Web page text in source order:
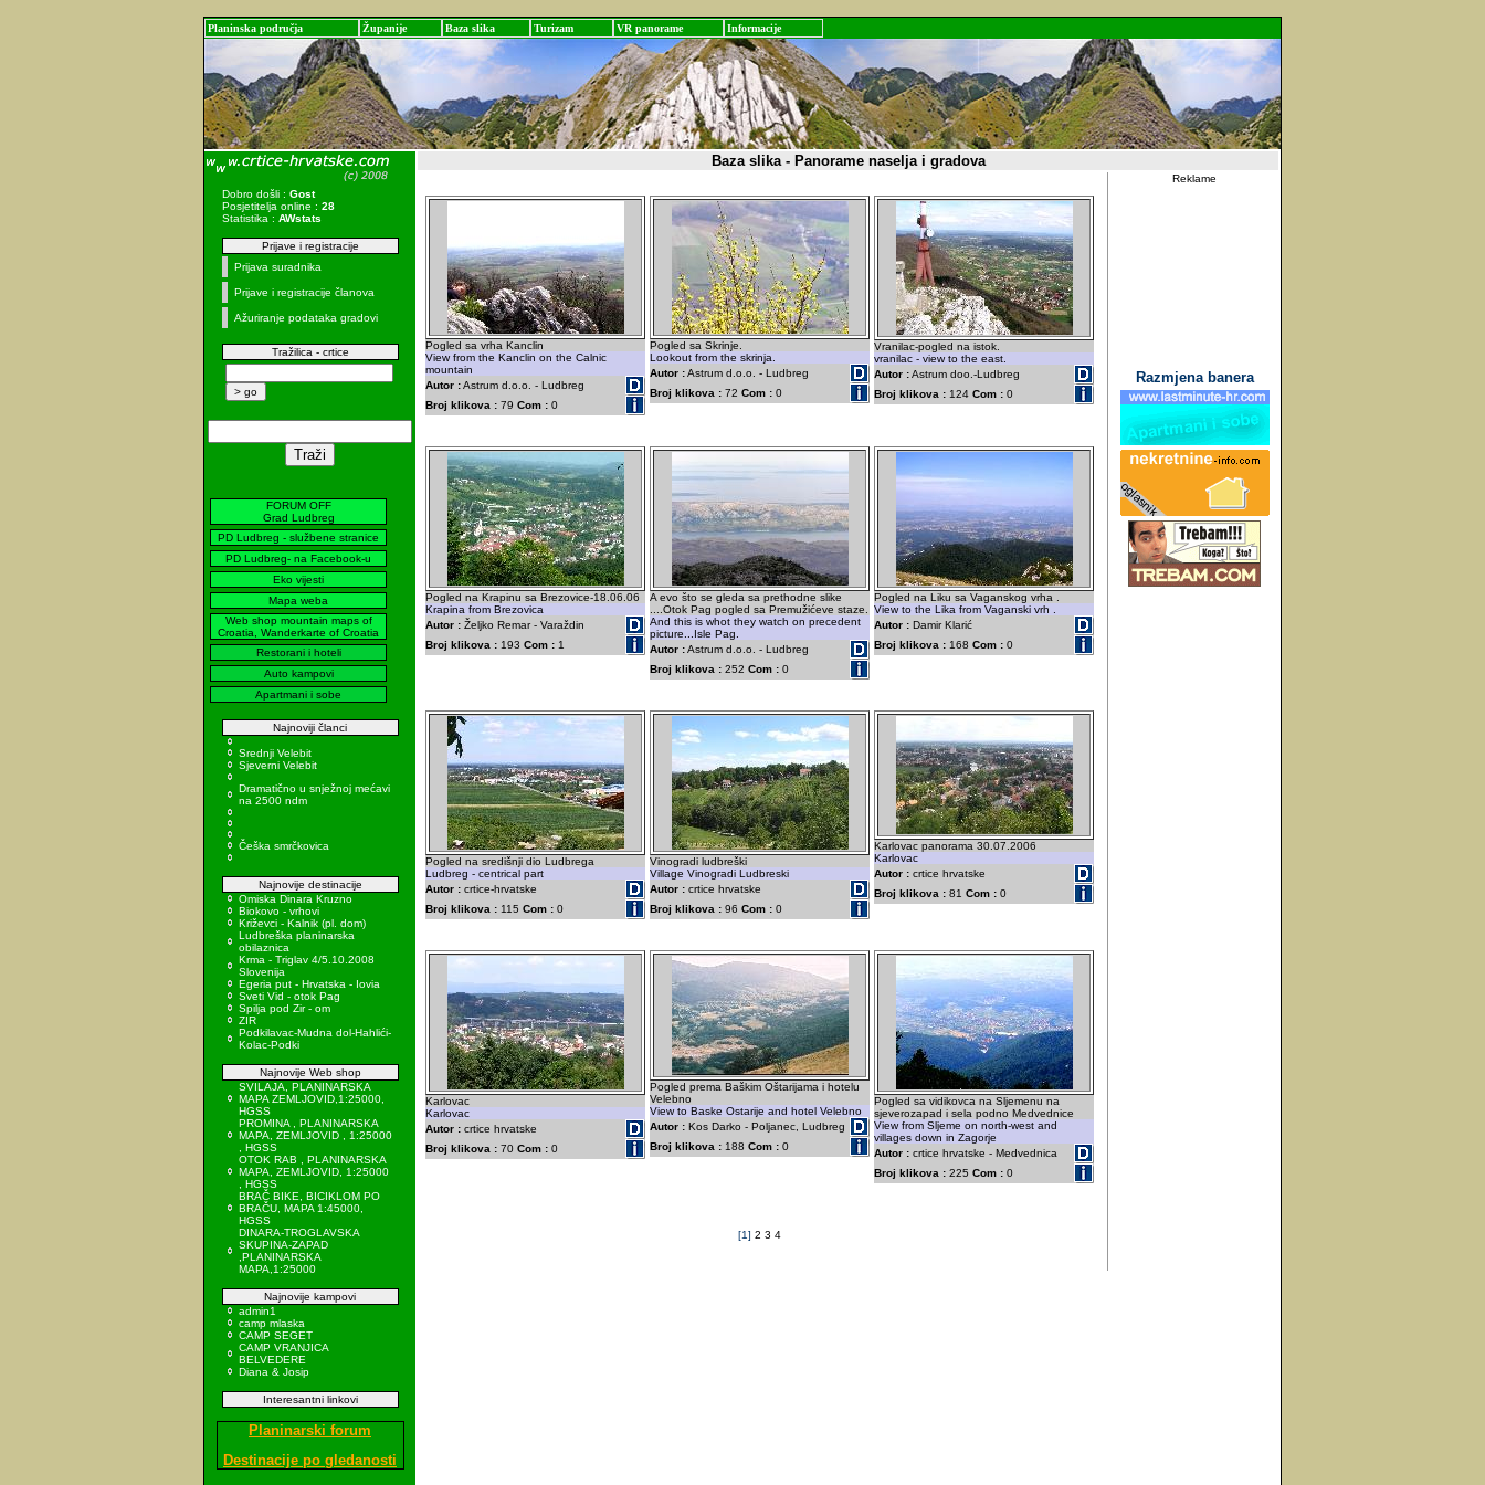
Planinska područja Županije Baza slika Turizam VR panorame Informacije
Dobro došli : Gost
Posjetitelja online : 28
Statistika : AWstats
Prijave i registracije
Prijava suradnika
Prijave i registracije članova
Ažuriranje podataka gradovi
Tražilica - crtice
FORUM OFF
Grad Ludbreg
PD Ludbreg - službene stranice
PD Ludbreg- na Facebook-u
Eko vijesti
Mapa weba
Web shop mountain maps of
Croatia, Wanderkarte of Croatia
Restorani i hoteli
Auto kampovi
Apartmani i sobe
Najnoviji članci
Srednji Velebit
Sjeverni Velebit
Dramatično u snježnoj mećavi
na 2500 ndm
Češka smrčkovica
Najnovije destinacije
Omiska Dinara Kruzno
Biokovo - vrhovi
Križevci - Kalnik (pl. dom)
Ludbreška planinarska
obilaznica
Krma - Triglav 4/5.10.2008
Slovenija
Egeria put - Hrvatska - Iovia
Sveti Vid - otok Pag
Spilja pod Zir - om
ZIR
Podkilavac-Mudna dol-Hahlići-
Kolac-Podki
Najnovije Web shop
SVILAJA, PLANINARSKA
MAPA ZEMLJOVID,1:25000,
HGSS
PROMINA , PLANINARSKA
MAPA, ZEMLJOVID , 1:25000
, HGSS
OTOK RAB , PLANINARSKA
MAPA, ZEMLJOVID, 1:25000
, HGSS
BRAČ BIKE, BICIKLOM PO
BRAČU, MAPA 1:45000,
HGSS
DINARA-TROGLAVSKA
SKUPINA-ZAPAD
,PLANINARSKA
MAPA,1:25000
Najnovije kampovi
admin1
camp mlaska
CAMP SEGET
CAMP VRANJICA
BELVEDERE
Diana & Josip
Interesantni linkovi
Planinarski forum
Destinacije po gledanosti
Baza slika - Panorame naselja i gradova
Pogled sa vrha Kanclin
View from the Kanclin on the Calnic
mountain
Autor :Astrum d.o.o. - Ludbreg
Broj klikova : 79 Com : 0
Pogled sa Skrinje.
Lookout from the skrinja.
Autor :Astrum d.o.o. - Ludbreg
Broj klikova : 72 Com : 0
Vranilac-pogled na istok.
vranilac - view to the east.
Autor :Astrum doo.-Ludbreg
Broj klikova : 124 Com : 0
Pogled na Krapinu sa Brezovice-18.06.06
Krapina from Brezovica
Autor : Željko Remar - Varaždin
Broj klikova : 193 Com : 1
A evo što se gleda sa prethodne slike
....Otok Pag pogled sa Premužićeve staze.
And this is whot they watch on precedent
picture...Isle Pag.
Autor :Astrum d.o.o. - Ludbreg
Broj klikova : 252 Com : 0
Pogled na Liku sa Vaganskog vrha .
View to the Lika from Vaganski vrh .
Autor : Damir Klarić
Broj klikova : 168 Com : 0
Pogled na središnji dio Ludbrega
Ludbreg - centrical part
Autor : crtice-hrvatske
Broj klikova : 115 Com : 0
Vinogradi ludbreški
Village Vinogradi Ludbreski
Autor : crtice hrvatske
Broj klikova : 96 Com : 0
Karlovac panorama 30.07.2006
Karlovac
Autor : crtice hrvatske
Broj klikova : 81 Com : 0
Karlovac
Karlovac
Autor : crtice hrvatske
Broj klikova : 70 Com : 0
Pogled prema Baškim Oštarijama i hotelu
Velebno
View to Baske Ostarije and hotel Velebno
Autor : Kos Darko - Poljanec, Ludbreg
Broj klikova : 188 Com : 0
Pogled sa vidikovca na Sljemenu na
sjeverozapad i sela podno Medvednice
View from Sljeme on north-west and
villages down in Zagorje
Autor : crtice hrvatske - Medvednica
Broj klikova : 225 Com : 0
[1] 2 3 4
Reklame
Razmjena banera